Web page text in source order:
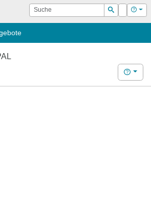
Suche
Suchen
Login Hilfe
Hilfe